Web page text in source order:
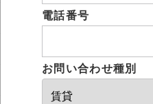
電話番号
お問い合わせ種別